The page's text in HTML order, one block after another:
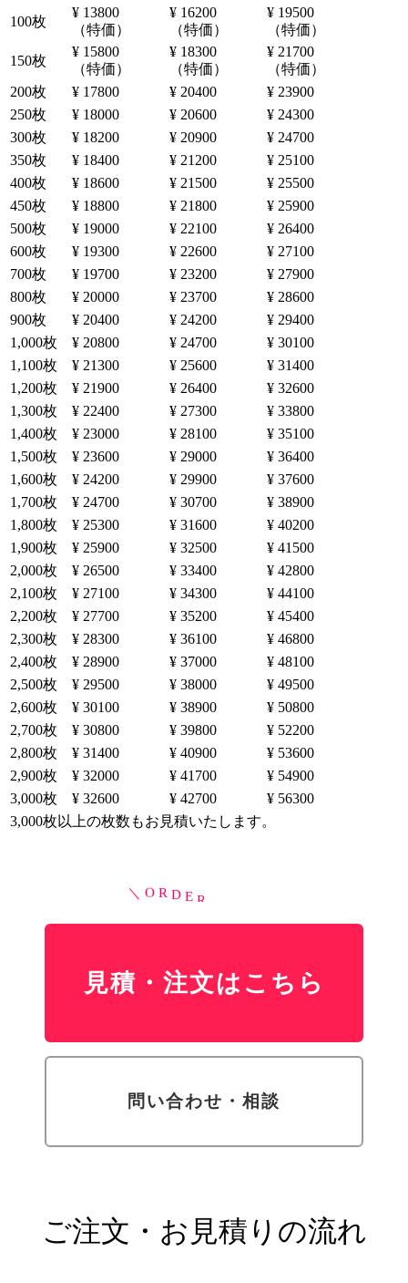
100枚
¥ 13800
（特価）
¥ 16200
（特価）
¥ 19500
（特価）
150枚
¥ 15800
（特価）
¥ 18300
（特価）
¥ 21700
（特価）
200枚
¥ 17800 ¥ 20400
¥ 23900
250枚
¥ 18000 ¥ 20600
¥ 24300
300枚
¥ 18200 ¥ 20900
¥ 24700
350枚
¥ 18400 ¥ 21200
¥ 25100
400枚
¥ 18600 ¥ 21500
¥ 25500
450枚
¥ 18800 ¥ 21800
¥ 25900
500枚
¥ 19000 ¥ 22100
¥ 26400
600枚
¥ 19300 ¥ 22600
¥ 27100
700枚
¥ 19700 ¥ 23200
¥ 27900
800枚
¥ 20000 ¥ 23700
¥ 28600
900枚
¥ 20400 ¥ 24200
¥ 29400
1,000枚
¥ 20800 ¥ 24700
¥ 30100
1,100枚
¥ 21300 ¥ 25600
¥ 31400
1,200枚
¥ 21900 ¥ 26400
¥ 32600
1,300枚
¥ 22400 ¥ 27300
¥ 33800
1,400枚
¥ 23000 ¥ 28100
¥ 35100
1,500枚
¥ 23600 ¥ 29000
¥ 36400
1,600枚
¥ 24200 ¥ 29900
¥ 37600
1,700枚
¥ 24700 ¥ 30700
¥ 38900
1,800枚
¥ 25300 ¥ 31600
¥ 40200
1,900枚
¥ 25900 ¥ 32500
¥ 41500
2,000枚
¥ 26500 ¥ 33400
¥ 42800
2,100枚
¥ 27100 ¥ 34300
¥ 44100
2,200枚
¥ 27700 ¥ 35200
¥ 45400
2,300枚
¥ 28300 ¥ 36100
¥ 46800
2,400枚
¥ 28900 ¥ 37000
¥ 48100
2,500枚
¥ 29500 ¥ 38000
¥ 49500
2,600枚
¥ 30100 ¥ 38900
¥ 50800
2,700枚
¥ 30800 ¥ 39800
¥ 52200
2,800枚
¥ 31400 ¥ 40900
¥ 53600
2,900枚
¥ 32000 ¥ 41700
¥ 54900
3,000枚
¥ 32600 ¥ 42700
¥ 56300
3,000枚以上の枚数もお見積いたします。
＼ O R D E
見積・注文はこちら
問い合わせ・相談
ご注文・お見積りの流れ